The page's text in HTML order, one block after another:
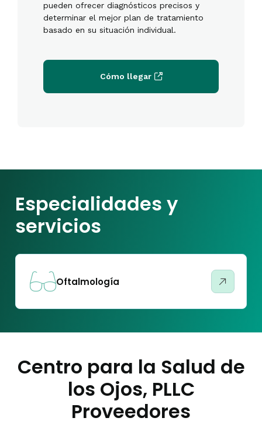
pueden ofrecer diagnósticos precisos y
determinar el mejor plan de tratamiento
basado en su situación individual.
Cómo llegar
Especialidades y
servicios
Oftalmología
Centro para la Salud de
los Ojos, PLLC
Proveedores